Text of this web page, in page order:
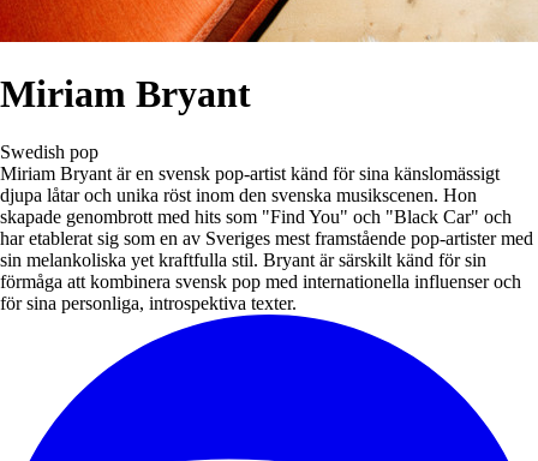
Miriam Bryant
Swedish pop
Miriam Bryant är en svensk pop-artist känd för sina känslomässigt
djupa låtar och unika röst inom den svenska musikscenen. Hon
skapade genombrott med hits som "Find You" och "Black Car" och
har etablerat sig som en av Sveriges mest framstående pop-artister med
sin melankoliska yet kraftfulla stil. Bryant är särskilt känd för sin
förmåga att kombinera svensk pop med internationella influenser och
för sina personliga, introspektiva texter.